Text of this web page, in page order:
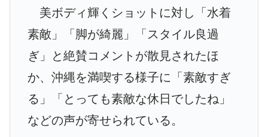
美ボディ輝くショットに対し「水着
素敵」「脚が綺麗」「スタイル良過
ぎ」と絶賛コメントが散見されたほ
か、沖縄を満喫する様子に「素敵すぎ
る」「とっても素敵な休日でしたね」
などの声が寄せられている。